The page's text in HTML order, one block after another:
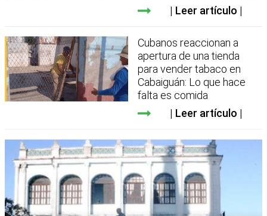
Leer artículo
Cubanos reaccionan a
apertura de una tienda
para vender tabaco en
Cabaiguán: Lo que hace
falta es comida
Leer artículo